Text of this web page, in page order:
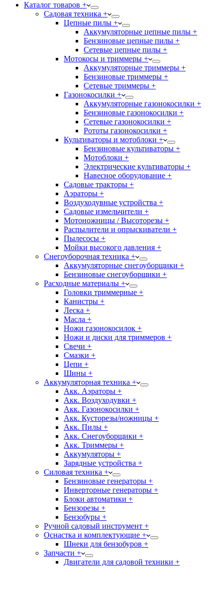
Каталог товаров +
Садовая техника +
Цепные пилы +
Аккумуляторные цепные пилы +
Бензиновые цепные пилы +
Сетевые цепные пилы +
Мотокосы и триммеры +
Аккумуляторные триммеры +
Бензиновые триммеры +
Сетевые триммеры +
Газонокосилки +
Аккумуляторные газонокосилки +
Бензиновые газонокосилки +
Сетевые газонокосилки +
Рототы газонокосилки +
Культиваторы и мотоблоки +
Бензиновые культиваторы +
Мотоблоки +
Электрические культиваторы +
Навесное оборудование +
Садовые тракторы +
Аэраторы +
Воздуходувные устройства +
Садовые измельчители +
Мотоножницы / Высоторезы +
Распылители и опрыскиватели +
Пылесосы +
Мойки высокого давления +
Снегоуборочная техника +
Аккумуляторные снегоуборщики +
Бензиновые снегоуборщики +
Расходные материалы +
Головки триммерные +
Канистры +
Леска +
Масла +
Ножи газонокосилок +
Ножи и диски для триммеров +
Свечи +
Смазки +
Цепи +
Шины +
Аккумуляторная техника +
Акк. Аэраторы +
Акк. Воздуходувки +
Акк. Газонокосилки +
Акк. Кусторезы/ножницы +
Акк. Пилы +
Акк. Снегоуборщики +
Акк. Триммеры +
Аккумуляторы +
Зарядные устройства +
Силовая техника +
Бензиновые генераторы +
Инверторные генераторы +
Блоки автоматики +
Бензорезы +
Бензобуры +
Ручной садовый инструмент +
Оснастка и комплектующие +
Шнеки для бензобуров +
Запчасти +
Двигатели для садовой техники +